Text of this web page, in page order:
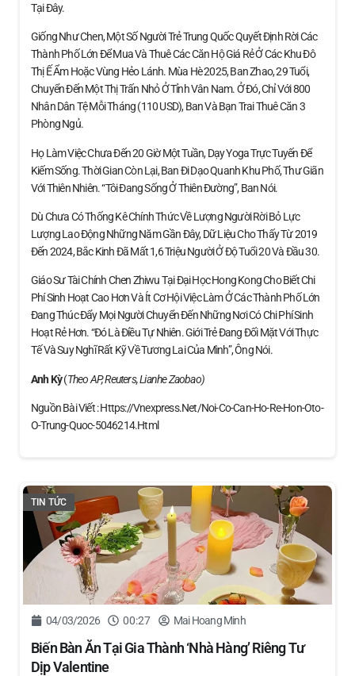
Tại Đây.
Giống Như Chen, Một Số Người Trẻ Trung Quốc Quyết Định Rời Các
Thành Phố Lớn Để Mua Và Thuê Các Căn Hộ Giá Rẻ Ở Các Khu Đô
Thị Ế Ẩm Hoặc Vùng Hẻo Lánh. Mùa Hè 2025, Ban Zhao, 29 Tuổi,
Chuyển Đến Một Thị Trấn Nhỏ Ở Tỉnh Vân Nam. Ở Đó, Chỉ Với 800
Nhân Dân Tệ Mỗi Tháng (110 USD), Ban Và Bạn Trai Thuê Căn 3
Phòng Ngủ.
Họ Làm Việc Chưa Đến 20 Giờ Một Tuần, Dạy Yoga Trực Tuyến Để
Kiếm Sống. Thời Gian Còn Lại, Ban Đi Dạo Quanh Khu Phố, Thư Giãn
Với Thiên Nhiên. “Tôi Đang Sống Ở Thiên Đường”, Ban Nói.
Dù Chưa Có Thống Kê Chính Thức Về Lượng Người Rời Bỏ Lực
Lượng Lao Động Những Năm Gần Đây, Dữ Liệu Cho Thấy Từ 2019
Đến 2024, Bắc Kinh Đã Mất 1,6 Triệu Người Ở Độ Tuổi 20 Và Đầu 30.
Giáo Sư Tài Chính Chen Zhiwu Tại Đại Học Hong Kong Cho Biết Chi
Phí Sinh Hoạt Cao Hơn Và Ít Cơ Hội Việc Làm Ở Các Thành Phố Lớn
Đang Thúc Đẩy Mọi Người Chuyển Đến Những Nơi Có Chi Phí Sinh
Hoạt Rẻ Hơn. “Đó Là Điều Tự Nhiên. Giới Trẻ Đang Đối Mặt Với Thực
Tế Và Suy Nghĩ Rất Kỹ Về Tương Lai Của Mình”, Ông Nói.
Anh Kỳ(Theo AP, Reuters, Lianhe Zaobao)
Nguồn Bài Viết : Https://vnexpress.net/noi-Co-Can-Ho-Re-Hon-Oto-
O-Trung-Quoc-5046214.html
TIN TỨC
04/03/2026 00:27 Mai Hoang Minh
Biến Bàn Ăn Tại Gia Thành ‘nhà Hàng’ Riêng Tư
Dịp Valentine